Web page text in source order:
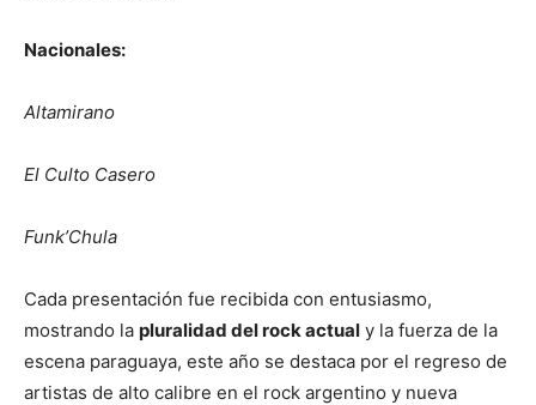
Nacionales:
Altamirano
El Culto Casero
Funk’Chula
Cada presentación fue recibida con entusiasmo,
mostrando la pluralidad del rock actual y la fuerza de la
escena paraguaya, este año se destaca por el regreso de
artistas de alto calibre en el rock argentino y nueva